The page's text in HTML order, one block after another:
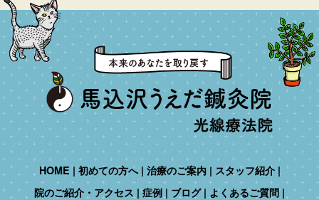
HOME 初めての方へ 治療のご案内
スタッフ紹介
院のご紹介・アクセス
症例 ブログ
よくあるご質問